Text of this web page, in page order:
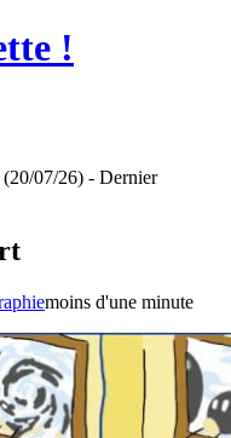
!
(20/07/26) - Dernier
moins d'une minute